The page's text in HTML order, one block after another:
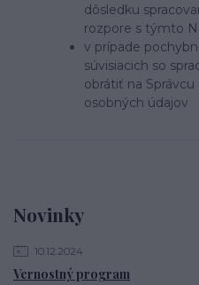
Novinky
10.12.2024
Vernostný program
dôsledku
rozpore s týmto
v prípade
súvisiacich so
obrátiť na Správcu
osobných údajov